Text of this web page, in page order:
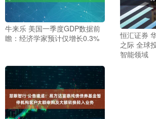
牛来乐 美国一季度GDP数据前
瞻：经济学家预计仅增长0.3%
恒汇证券
之际 全球
智能领域